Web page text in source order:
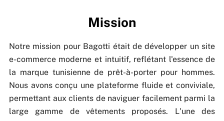
Mission
Notre mission pour Bagotti était de développer un site
e-commerce moderne et intuitif, reflétant l'essence de
la marque tunisienne de prêt-à-porter pour hommes.
Nous avons conçu une plateforme fluide et conviviale,
permettant aux clients de naviguer facilement parmi la
large gamme de vêtements proposés. L'une des